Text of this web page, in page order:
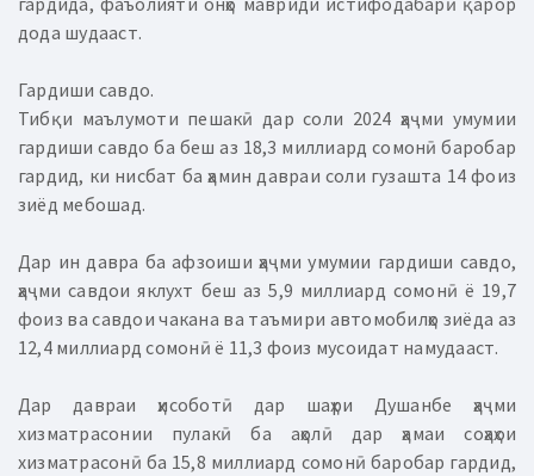
дода шудааст.
Гардиши савдо.
Тибқи маълумоти пешакӣ дар соли 2024 ҳаҷми умумии
гардиши савдо ба беш аз 18,3 миллиард сомонӣ баробар
гардид, ки нисбат ба ҳамин давраи соли гузашта 14 фоиз
зиёд мебошад.
Дар ин давра ба афзоиши ҳаҷми умумии гардиши савдо,
ҳаҷми савдои яклухт беш аз 5,9 миллиард сомонӣ ё 19,7
фоиз ва савдои чакана ва таъмири автомобилҳо зиёда аз
12,4 миллиард сомонӣ ё 11,3 фоиз мусоидат намудааст.
Дар давраи ҳисоботӣ дар шаҳри Душанбе ҳаҷми
хизматрасонии пулакӣ ба аҳолӣ дар ҳамаи соҳаҳои
хизматрасонӣ ба 15,8 миллиард сомонӣ баробар гардид,